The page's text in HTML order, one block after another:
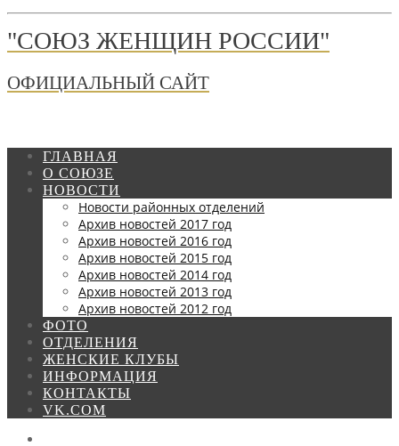
"СОЮЗ ЖЕНЩИН РОССИИ"
ОФИЦИАЛЬНЫЙ САЙТ
ГЛАВНАЯ
О СОЮЗЕ
НОВОСТИ
Новости районных отделений
Архив новостей 2017 год
Архив новостей 2016 год
Архив новостей 2015 год
Архив новостей 2014 год
Архив новостей 2013 год
Архив новостей 2012 год
ФОТО
ОТДЕЛЕНИЯ
ЖЕНСКИЕ КЛУБЫ
ИНФОРМАЦИЯ
КОНТАКТЫ
VK.COM